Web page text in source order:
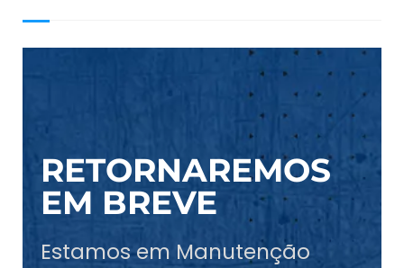
RETORNAREMOS
EM BREVE
Estamos em Manutenção